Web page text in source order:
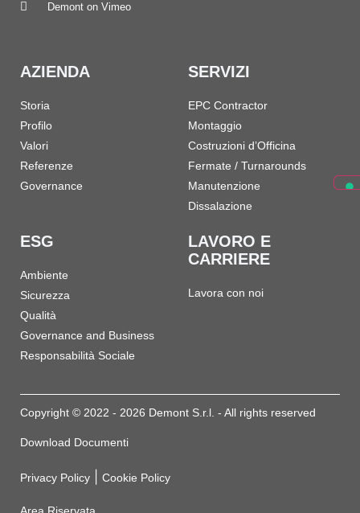
Demont on Vimeo
AZIENDA
Storia
Profilo
Valori
Referenze
Governance
SERVIZI
EPC Contractor
Montaggio
Costruzioni d’Officina
Fermate / Turnarounds
Manutenzione
Dissalazione
ESG
Ambiente
Sicurezza
Qualità
Governance and Business
Responsabilità Sociale
LAVORO E
CARRIERE
Lavora con noi
Copyright © 2022 - 2026 Demont S.r.l. - All rights reserved
Download Documenti
Privacy Policy Cookie Policy